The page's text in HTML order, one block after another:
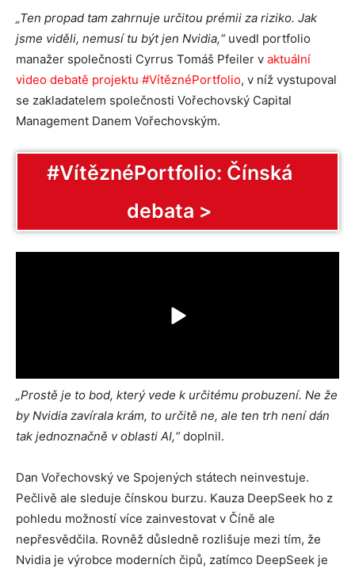
„Ten propad tam zahrnuje určitou prémii za riziko. Jak
jsme viděli, nemusí tu být jen Nvidia,“uvedl portfolio
manažer společnosti Cyrrus Tomáš Pfeiler v aktuální
video debatě projektu #VítěznéPortfolio, v níž vystupoval
se zakladatelem společnosti Vořechovský Capital
Management Danem Vořechovským.
#VítěznéPortfolio: Čínská
debata >
„Prostě je to bod, který vede k určitému probuzení. Ne že
by Nvidia zavírala krám, to určitě ne, ale ten trh není dán
tak jednoznačně v oblasti AI,“doplnil.
Dan Vořechovský ve Spojených státech neinvestuje.
Pečlivě ale sleduje čínskou burzu. Kauza DeepSeek ho z
pohledu možností více zainvestovat v Číně ale
nepřesvědčila. Rovněž důsledně rozlišuje mezi tím, že
Nvidia je výrobce moderních čipů, zatímco DeepSeek je